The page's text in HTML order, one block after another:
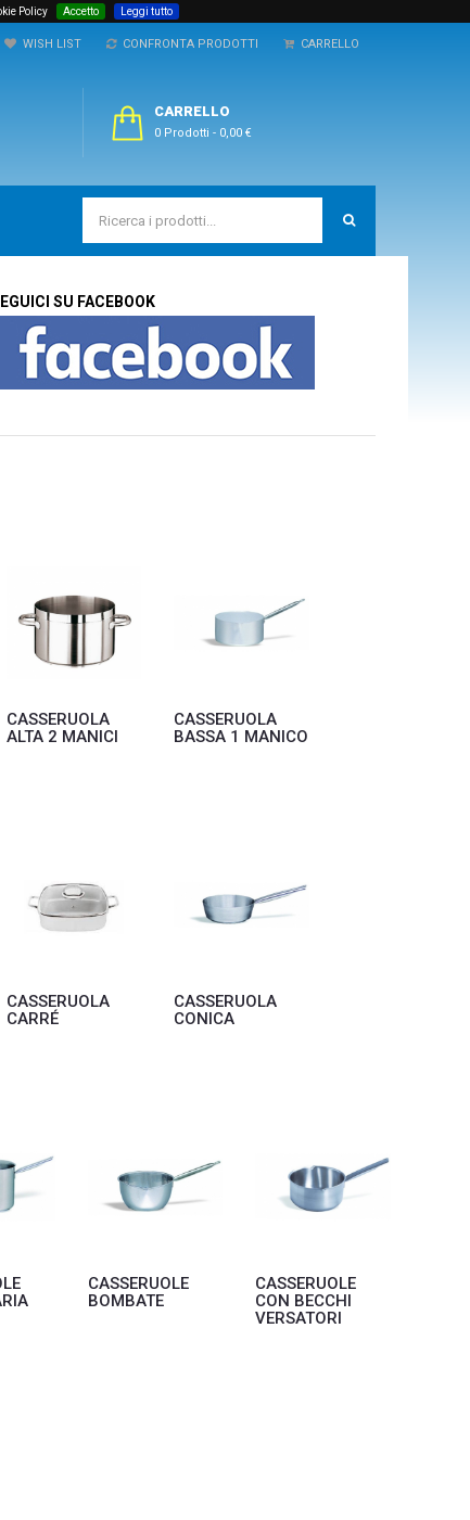
Policy Accetto Leggi tutto
WISH LIST CONFRONTA PRODOTTI CARRELLO
CARRELLO
0 Prodotti - 0,00 €
SU FACEBOOK
CASSERUOLA
ALTA 2 MANICI
CASSERUOLA
BASSA 1 MANICO
CASSERUOLA
CARRÉ
CASSERUOLA
CONICA
CASSERUOLE
BOMBATE
CASSERUOLE
CON BECCHI
VERSATORI